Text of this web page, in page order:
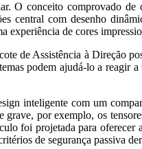
O conceito comprovado
central com desenho
experiência de cores
de Assistência à Direção
podem ajudá-lo a
inteligente com um
por exemplo, os
foi projetada para
de segurança passiva